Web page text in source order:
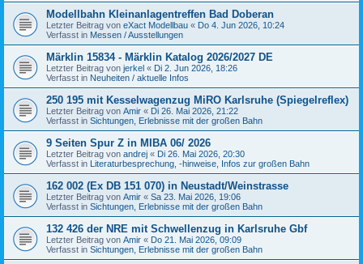
Modellbahn Kleinanlagentreffen Bad Doberan
Letzter Beitrag von eXact Modellbau « Do 4. Jun 2026, 10:24
Verfasst in Messen / Ausstellungen
Märklin 15834 - Märklin Katalog 2026/2027 DE
Letzter Beitrag von jerkel « Di 2. Jun 2026, 18:26
Verfasst in Neuheiten / aktuelle Infos
250 195 mit Kesselwagenzug MiRO Karlsruhe (Spiegelreflex)
Letzter Beitrag von Amir « Di 26. Mai 2026, 21:22
Verfasst in Sichtungen, Erlebnisse mit der großen Bahn
9 Seiten Spur Z in MIBA 06/ 2026
Letzter Beitrag von andrej « Di 26. Mai 2026, 20:30
Verfasst in Literaturbesprechung, -hinweise, Infos zur großen Bahn
162 002 (Ex DB 151 070) in Neustadt/Weinstrasse
Letzter Beitrag von Amir « Sa 23. Mai 2026, 19:06
Verfasst in Sichtungen, Erlebnisse mit der großen Bahn
132 426 der NRE mit Schwellenzug in Karlsruhe Gbf
Letzter Beitrag von Amir « Do 21. Mai 2026, 09:09
Verfasst in Sichtungen, Erlebnisse mit der großen Bahn